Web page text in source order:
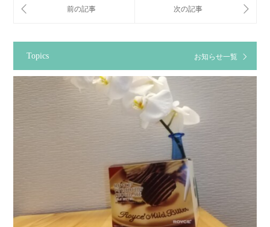
Topics お知らせ一覧